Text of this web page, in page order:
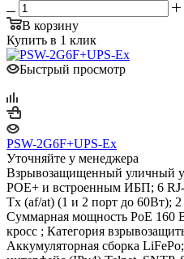
В корзину
Купить в 1 клик
Быстрый просмотр
PSW-2G6F+UPS-Ex
Уточняйте у менеджера
Взрывозащищенный уличный
POE+ и встроенным ИБП; 6
Tx (af/at) (1 и 2 порт до 60Вт); 2
Суммарная мощность PoE 160
кросс ; Категория
Аккумуляторная сборка